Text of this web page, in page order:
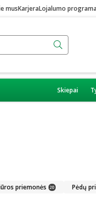
musKarjeraLojalumo programa
Skiepai
priemonės 20 Pėdų